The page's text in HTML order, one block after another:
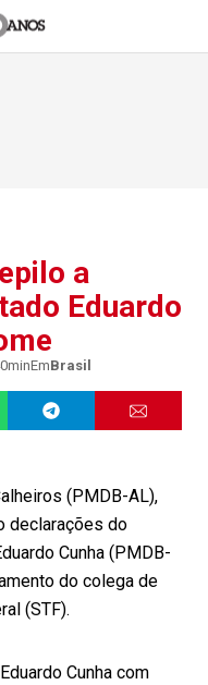
a
Eduardo
EmBrasil
(PMDB-AL),
declarações do
Cunha (PMDB-
do colega de
(STF).
Cunha com